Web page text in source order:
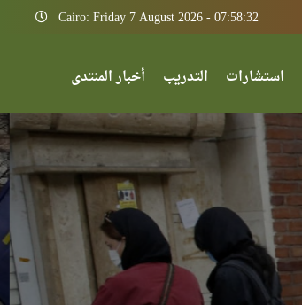
Cairo: Friday 7 August 2026 - 07:58:32
استشارات التدريب أخبار المنتدى